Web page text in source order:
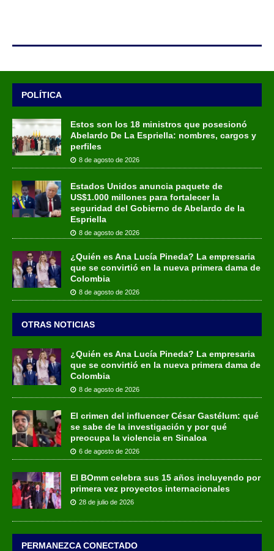
POLÍTICA
Estos son los 18 ministros que posesionó
Abelardo De La Espriella: nombres, cargos y
perfiles
8 de agosto de 2026
Estados Unidos anuncia paquete de
US$1.000 millones para fortalecer la
seguridad del Gobierno de Abelardo de la
Espriella
8 de agosto de 2026
¿Quién es Ana Lucía Pineda? La empresaria
que se convirtió en la nueva primera dama de
Colombia
8 de agosto de 2026
OTRAS NOTICIAS
¿Quién es Ana Lucía Pineda? La empresaria
que se convirtió en la nueva primera dama de
Colombia
8 de agosto de 2026
El crimen del influencer César Gastélum: qué
se sabe de la investigación y por qué
preocupa la violencia en Sinaloa
6 de agosto de 2026
El BOmm celebra sus 15 años incluyendo por
primera vez proyectos internacionales
28 de julio de 2026
PERMANEZCA CONECTADO